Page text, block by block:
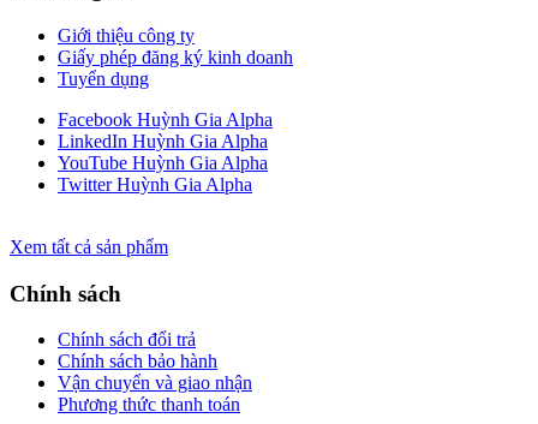
Giới thiệu công ty
Giấy phép đăng ký kinh doanh
Tuyển dụng
Facebook Huỳnh Gia Alpha
LinkedIn Huỳnh Gia Alpha
YouTube Huỳnh Gia Alpha
Twitter Huỳnh Gia Alpha
Xem tất cả sản phẩm
Chính sách
Chính sách đổi trả
Chính sách bảo hành
Vận chuyển và giao nhận
Phương thức thanh toán